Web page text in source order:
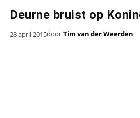
Deurne bruist op
28 april 2015door Tim van der Weerden